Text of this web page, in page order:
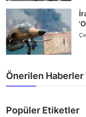
Önerilen Haberler
Popüler Etiketler